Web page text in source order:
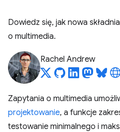
Dowiedz się, jak nowa
o multimedia.
Rachel Andrew
Zapytania o multimedia
projektowanie, a funkcje
testowanie minimalnego i